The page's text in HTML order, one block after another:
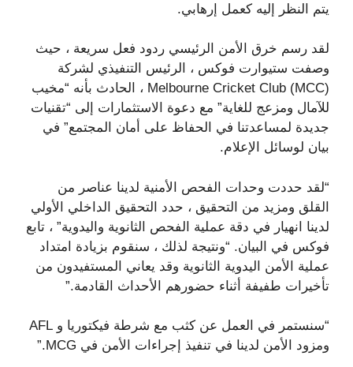
يتم النظر إليه كعمل إرهابي.
لقد رسم خرق الأمن الرئيسي ردود فعل سريعة ، حيث
وصفت ستيوارت فوكس ، الرئيس التنفيذي لشركة
Melbourne Cricket Club (MCC) ، الحادث بأنه “مخيب
للآمال ومزعج للغاية” مع دعوة الاستثمارات إلى “تقنيات
جديدة لمساعدتنا في الحفاظ على أمان المجتمع” في
بيان لوسائل الإعلام.
“لقد حددت وحدات الفحص الأمنية لدينا عناصر من
القلق ومزيد من التحقيق ، حدد التحقيق الداخلي الأولي
لدينا انهيار في دقة عملية الفحص الثانوية واليدوية” ، تابع
فوكس في البيان. “ونتيجة لذلك ، سنقوم بزيادة امتداد
عملية الأمن اليدوية الثانوية وقد يعاني المستفيدون من
تأخيرات طفيفة أثناء حضورهم الأحداث القادمة.”
“سنستمر في العمل عن كثب مع شرطة فيكتوريا و AFL
ومزود الأمن لدينا في تنفيذ إجراءات الأمن في MCG.”